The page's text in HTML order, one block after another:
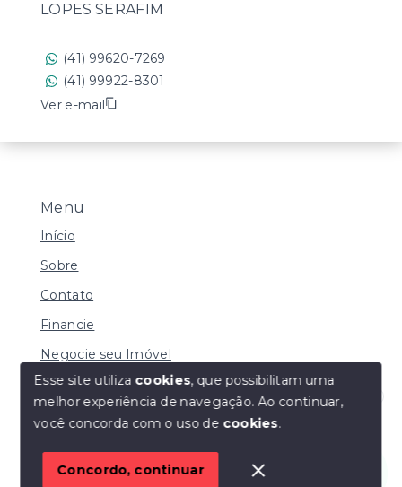
Olá! Estamos disponíveis para te ajudar.
Menu
Início
Sobre
Contato
Financie
Negocie seu Imóvel
© Copyright 2026 - LOPES SERAFIM - Todos os
SITE PARA IMOBILIARIA
LOPES SERAFIM
(41) 99620-7269
(41) 99922-8301
Ver e-mail
Esse site utiliza cookies, que possibilitam uma
melhor experiência de navegação.Ao continuar,
você concorda com o uso de cookies.
Concordo, continuar